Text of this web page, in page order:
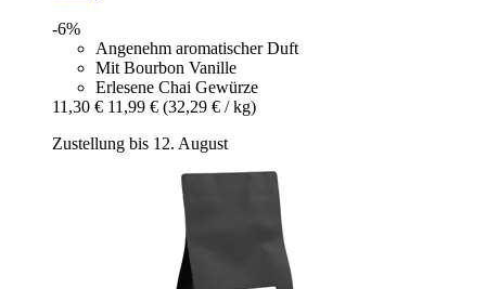
-6%
Angenehm aromatischer Duft
Mit Bourbon Vanille
Erlesene Chai Gewürze
11,30 € 11,99 € (32,29 € / kg)
Zustellung bis 12. August